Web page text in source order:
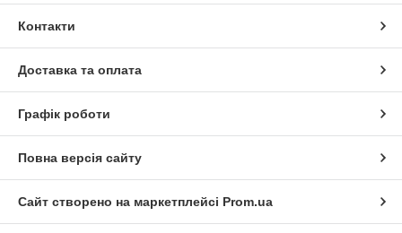
Контакти
Доставка та оплата
Графік роботи
Повна версія сайту
Сайт створено на маркетплейсі Prom.ua